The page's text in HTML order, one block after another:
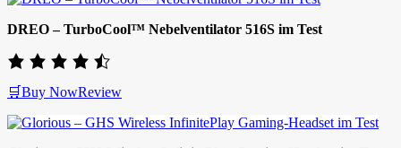
DREO – TurboCool™ Nebelventilator 516S im Test
🛒Buy NowReview